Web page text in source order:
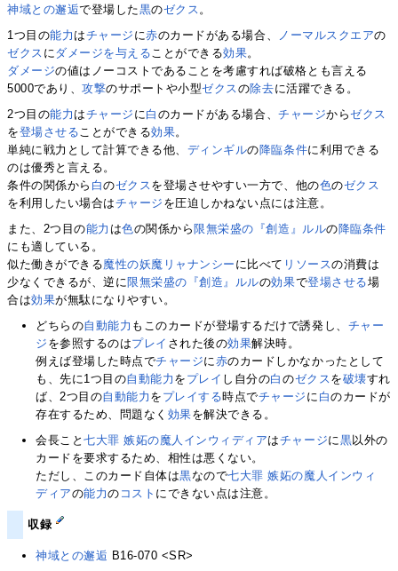
神域との邂逅で登場した黒のゼクス 。
1つ目の能力 はチャージ に赤のカードがある場合、 ノーマルスクエアの
ゼクス にダメージを与える ことができる効果。
ダメージの値はノーコストであることを考慮すれば破格とも言える
5000であり、攻撃のサポートや小型ゼクス の除去に活躍できる。
2つ目の能力 はチャージ に白 のカードがある場合、チャージからゼクス
を登場させることができる効果。
単純に戦力として計算できる他、 ディンギルの降臨条件に利用できる
のは優秀と言える。
条件の関係から 白のゼクスを登場させやすい一方で、他の色のゼクス
を利用したい場合はチャージ を圧迫しかねない点には注意。
また、2つ目の能力 は色の関係から 限無栄盛の『創造』ルルの降臨条件
にも適している。
似た働きができる魔性の妖魔リャナンシー に比べて リソースの消費は
少なくできるが、逆に限無栄盛の『創造』ルルの効果で登場させる場
合は効果が無駄になりやすい。
どちらの自動能力 もこのカードが登場するだけで誘発し、 チャー
ジ を参照するのはプレイ された後の効果解決時。
例えば登場した時点でチャージに赤のカードしかなかったとして
も、先に1つ目の自動能力 を プレイ し自分の白 のゼクスを破壊すれ
ば、2つ目の自動能力 を プレイする時点でチャージ に 白のカードが
存在するため、問題なく 効果を解決できる。
会長こと七大罪 嫉妬の魔人インウィディアはチャージに黒以外の
カードを要求するため、相性は悪くない。
ただし、このカード自体は黒なので七大罪 嫉妬の魔人インウィ
ディアの能力の コスト にできない点は注意。
収録
神域との邂逅 B16-070 <SR>